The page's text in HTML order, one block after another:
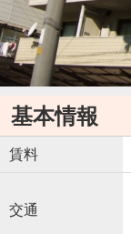
基本情報
賃料
交通